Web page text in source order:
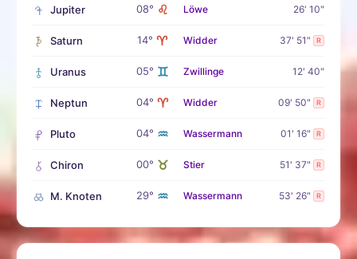
Jupiter 08° ♌ Löwe 26' 10"
Saturn 14° ♈ Widder 37' 51" R
Uranus 05° ♊ Zwillinge 12' 40"
Neptun 04° ♈ Widder 09' 50" R
Pluto 04° ♒ Wassermann 01' 16" R
Chiron 00° ♉ Stier 51' 37" R
M. Knoten 29° ♒ Wassermann 53' 26" R